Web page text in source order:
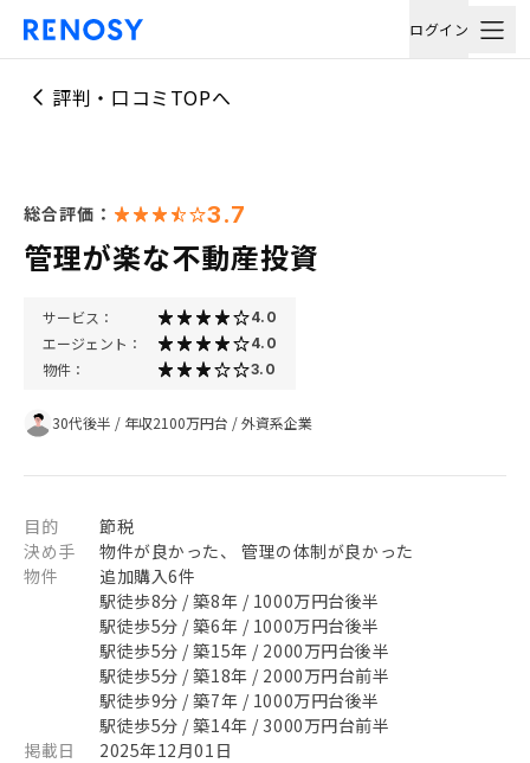
ログイン
評判・口コミTOPへ
総合評価： 3.7
管理が楽な不動産投資
サービス： 4.0
エージェント： 4.0
物件： 3.0
30代後半 / 年収2100万円台 /外資系企業
目的
節税
決め手
物件が良かった、 管理の体制が良かった
物件
追加購入6件
駅徒歩8分 / 築8年 / 1000万円台後半
駅徒歩5分 / 築6年 / 1000万円台後半
駅徒歩5分 / 築15年 / 2000万円台後半
駅徒歩5分 / 築18年 / 2000万円台前半
駅徒歩9分 / 築7年 / 1000万円台後半
駅徒歩5分 / 築14年 / 3000万円台前半
掲載日
2025年12月01日